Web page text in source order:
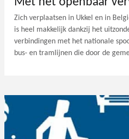
Zich verplaatsen in Ukkel en in
is heel makkelijk dankzij het
verbindingen met het nationale
bus- en tramlijnen die door de